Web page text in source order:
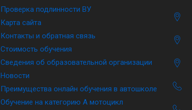
Проверка подлинности ВУ
Карта сайта
Контакты и обратная связь
Стоимость обучения
Сведения об образовательной организации
Новости
Преимущества онлайн обучения в автошколе
Обучение на категорию A мотоцикл